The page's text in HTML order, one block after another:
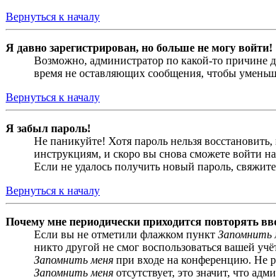
Вернуться к началу
Я давно зарегистрирован, но больше не могу войти!
Возможно, администратор по какой-то причине
время не оставляющих сообщения, чтобы
Вернуться к началу
Я забыл пароль!
Не паникуйте! Хотя пароль нельзя
инструкциям, и скоро вы снова сможете войти
Если не удалось получить новый пароль,
Вернуться к началу
Почему мне периодически приходится повторять
Если вы не отметили флажком пункт Запомнить
никто другой не смог воспользоваться вашей
Запомнить меня при входе на конференцию. Не
Запомнить меня отсутствует, это значит, что